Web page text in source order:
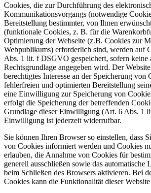
Cookies, die zur Durchführung des
Kommunikationsvorgangs (notwendige
Bereitstellung bestimmter, von Ihnen
(funktionale Cookies, z. B. für die
Optimierung der Webseite (z.B. Cookies zur
Webpublikums) erforderlich sind, werden auf
Abs. 1 lit. f DSGVO gespeichert, sofern keine
Rechtsgrundlage angegeben wird. Der
berechtigtes Interesse an der Speicherung von
fehlerfreien und optimierten Bereitstellung
eine Einwilligung zur Speicherung von
erfolgt die Speicherung der betreffenden
Grundlage dieser Einwilligung (Art. 6 Abs. 1
Einwilligung ist jederzeit widerrufbar.
Sie können Ihren Browser so einstellen, dass
von Cookies informiert werden und Cookies
erlauben, die Annahme von Cookies für
generell ausschließen sowie das automatische
beim Schließen des Browsers aktivieren. Bei
Cookies kann die Funktionalität dieser